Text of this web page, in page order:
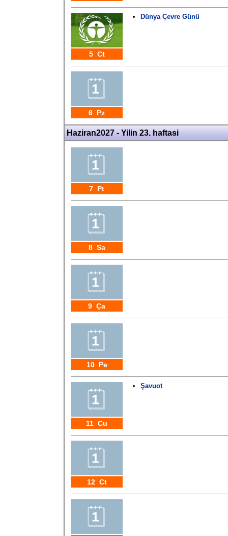
5 Ct
Dünya Çevre Günü
6 Pz
Haziran2027 - Yilin 23. haftasi
7 Pt
8 Sa
9 Ça
10 Pe
11 Cu
Şavuot
12 Ct